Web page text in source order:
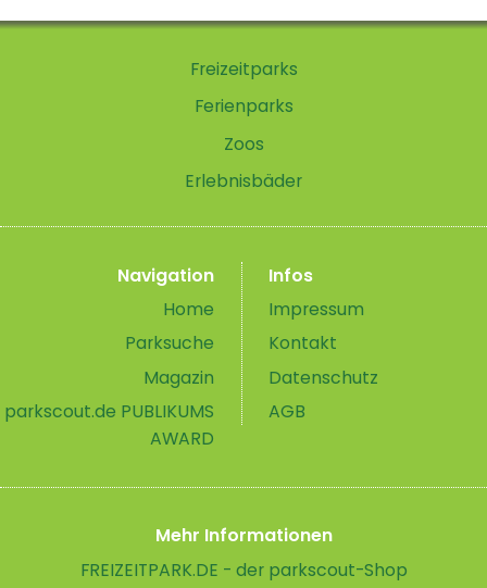
Freizeitparks
Ferienparks
Zoos
Erlebnisbäder
Navigation
Home
Parksuche
Magazin
parkscout.de PUBLIKUMS
AWARD
Infos
Impressum
Kontakt
Datenschutz
AGB
Mehr Informationen
FREIZEITPARK.DE - der parkscout-Shop